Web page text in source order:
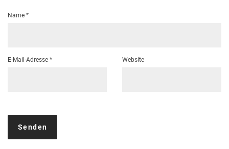
Name *
E-Mail-Adresse * Website